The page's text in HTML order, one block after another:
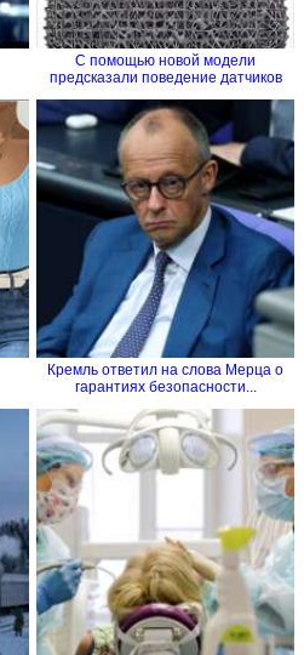
С помощью новой модели
предсказали поведение датчиков
Кремль ответил на слова Мерца о
гарантиях безопасности...